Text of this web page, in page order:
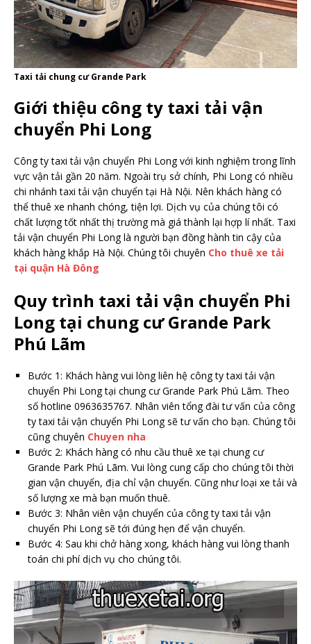
Taxi tải chung cư Grande Park
Giới thiệu công ty taxi tải vận
chuyển Phi Long
Công ty taxi tải vận chuyển Phi Long với kinh nghiệm trong lĩnh
vực vận tải gần 20 năm. Ngoài trụ sở chính, Phi Long có nhiều
chi nhánh taxi tải vận chuyển tại Hà Nội. Nên khách hàng có
thể thuê xe nhanh chóng, tiện lợi. Dịch vụ của chúng tôi có
chất lượng tốt nhất thị trường mà giá thành lại hợp lí nhất. Taxi
tải vận chuyển Phi Long là người bạn đồng hành tin cậy của
khách hàng khắp Hà Nội. Chúng tôi chuyên Cho thuê xe tải
tại quận Hà Đông
Quy trình taxi tải vận chuyển Phi
Long tại chung cư Grande Park
Phú Lãm
Bước 1: Khách hàng vui lòng liên hệ công ty taxi tải vận
chuyển Phi Long tại chung cư Grande Park Phú Lãm. Theo
số hotline 0963635767. Nhân viên tổng đài tư vấn của công
ty taxi tải vận chuyển Phi Long sẽ tư vấn cho bạn. Chúng tôi
cũng chuyên Chuyen nha
Bước 2: Khách hàng có nhu cầu thuê xe tại chung cư
Grande Park Phú Lãm. Vui lòng cung cấp cho chúng tôi thời
gian vận chuyển, địa chỉ vận chuyển. Cũng như loại xe tải và
số lượng xe mà bạn muốn thuê.
Bước 3: Nhân viên vận chuyển của công ty taxi tải vận
chuyển Phi Long sẽ tới đúng hẹn để vận chuyển.
Bước 4: Sau khi chở hàng xong, khách hàng vui lòng thanh
toán chi phí dịch vụ cho chúng tôi.